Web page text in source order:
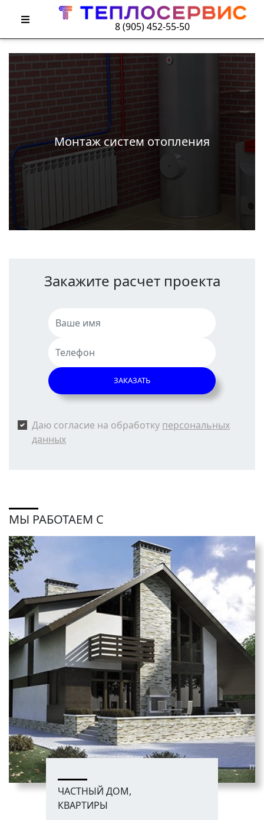
8 (905) 452-55-50
Монтаж систем отопления
Закажите расчет проекта
ЗАКАЗАТЬ
Даю согласие на обработку персональных
данных
МЫ РАБОТАЕМ С
ЧАСТНЫЙ ДОМ,
КВАРТИРЫ